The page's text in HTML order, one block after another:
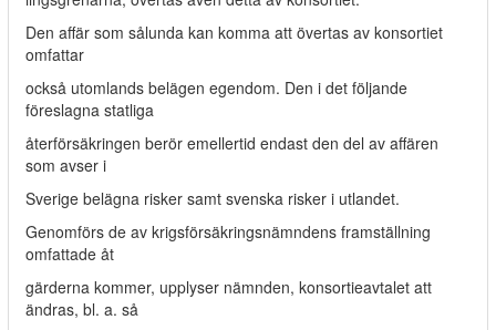
Den affär som sålunda kan komma att övertas av konsortiet
omfattar
också utomlands belägen egendom. Den i det följande
föreslagna statliga
återförsäkringen berör emellertid endast den del av affären
som avser i
Sverige belägna risker samt svenska risker i utlandet.
Genomförs de av krigsförsäkringsnämndens framställning
omfattade åt­
gärderna kommer, upplyser nämnden, konsortieavtalet att
ändras, bl. a. så­